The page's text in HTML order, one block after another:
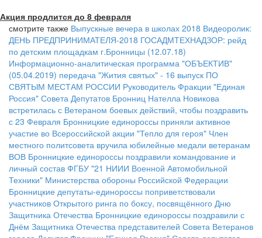
Акция продлится до 8 февраля
смотрите также Выпускные вечера в школах 2018 Видеоролик:
ДЕНЬ ПРЕДПРИНИМАТЕЛЯ-2018 ГОСАДМТЕХНАДЗОР: рейд
по детским площадкам г.Бронницы (12.07.18)
Информационно-аналитическая программа "ОБЪЕКТИВ"
(05.04.2019) передача "Жития святых" - 16 выпуск ПО
СВЯТЫМ МЕСТАМ РОССИИ Руководитель Фракции "Единая
Россия" Совета Депутатов Бронниц Нателла Новикова
встретилась с Ветераном боевых действий, чтобы поздравить
с 23 Февраля Бронницкие единороссы приняли активное
участие во Всероссийской акции "Тепло для героя" Член
местного политсовета вручила юбилейные медали ветеранам
ВОВ Бронницкие единороссы поздравили командование и
личный состав ФГБУ "21 НИИИ Военной Автомобильной
Техники" Министерства обороны Российской Федерации
Бронницкие депутаты-единороссы поприветствовали
участников Открытого ринга по боксу, посвящённого Дню
Защитника Отечества Бронницкие единороссы поздравили с
Днём Защитника Отечества представителей Совета Ветеранов